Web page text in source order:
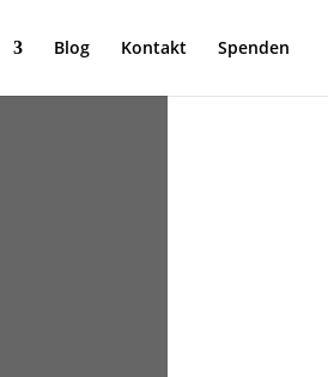
Blog Kontakt Spenden